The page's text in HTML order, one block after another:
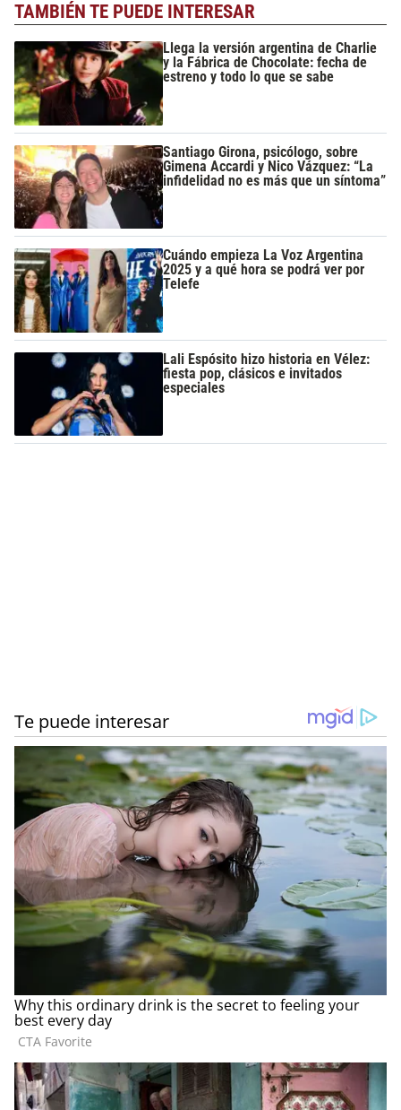
TAMBIÉN TE PUEDE INTERESAR
Llega la versión argentina de Charlie
y la Fábrica de Chocolate: fecha de
estreno y todo lo que se sabe
Santiago Girona, psicólogo, sobre
Gimena Accardi y Nico Vázquez: “La
infidelidad no es más que un síntoma”
Cuándo empieza La Voz Argentina
2025 y a qué hora se podrá ver por
Telefe
Lali Espósito hizo historia en Vélez:
fiesta pop, clásicos e invitados
especiales